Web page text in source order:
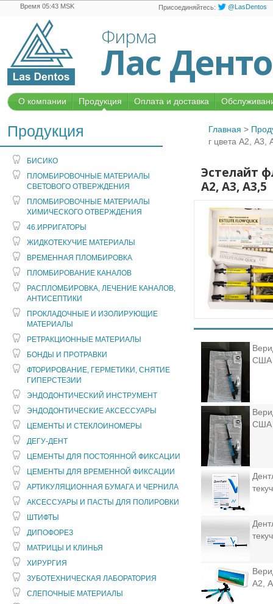
Время 05:43 MSK Присоединяйтесь: @LasDentos
Фирма
Лас
О компании Продукция Оплата и доставка
Продукция
БИСИКО
ПЛОМБИРОВОЧНЫЕ МАТЕРИАЛЫ
СВЕТОВОГО ОТВЕРЖДЕНИЯ
ПЛОМБИРОВОЧНЫЕ МАТЕРИАЛЫ
ХИМИЧЕСКОГО ОТВЕРЖДЕНИЯ
46.ИРРИГАТОРЫ
ЖИДКОТЕКУЧИЕ МАТЕРИАЛЫ
ВРЕМЕННАЯ ПЛОМБИРОВКА
ПЛОМБИРОВАНИЕ КАНАЛОВ
РАСПЛОМБИРОВКА, ЛЕЧЕНИЕ КАНАЛОВ,
АНТИСЕПТИКИ
ПРОКЛАДОЧНЫЕ И ИЗОЛИРУЮЩИЕ
МАТЕРИАЛЫ
РЕТРАКЦИОННЫЕ МАТЕРИАЛЫ
БОНДЫ И ПРОТРАВКИ
ФТОРИРОВАНИЕ, ГЕРМЕТИКИ, СНЯТИЕ
ГИПЕРСТЕЗИИ
ЭНДОДОНТИЧЕСКИЙ ИНСТРУМЕНТ
ЭНДОДОНТИЧЕСКИЕ АКСЕССУАРЫ
ЦЕМЕНТЫ И СТЕКЛОИНОМЕРЫ
ДЕГУ-ДЕНТ
ЦЕМЕНТЫ ДЛЯ ПОСТОЯННОЙ ФИКСАЦИИ
ЦЕМЕНТЫ ДЛЯ ВРЕМЕННОЙ ФИКСАЦИИ
АРТИКУЛЯЦИОННАЯ БУМАГА И ЧЕРНИЛА
АКСЕССУАРЫ И ПАСТЫ ДЛЯ ПОЛИРОВКИ
ШТИФТЫ
ДИПОФОРЕЗ
МАТРИЦЫ И КЛИНЬЯ
ХИРУРГИЯ
ЗУБОТЕХНИЧЕСКАЯ ЛАБОРАТОРИЯ
СЛЕПОЧНЫЕ МАТЕРИАЛЫ
Главная >
г цвета А2, А3,
Эстелайт
А2, А3, А3,5
США
США
А2,